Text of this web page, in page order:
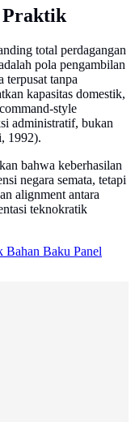
Praktik
total perdagangan
pola pengambilan
terpusat tanpa
kapasitas domestik,
style
administratif, bukan
1992).
bahwa keberhasilan
negara semata, tetapi
alignment antara
teknokratik
Bahan Baku Panel